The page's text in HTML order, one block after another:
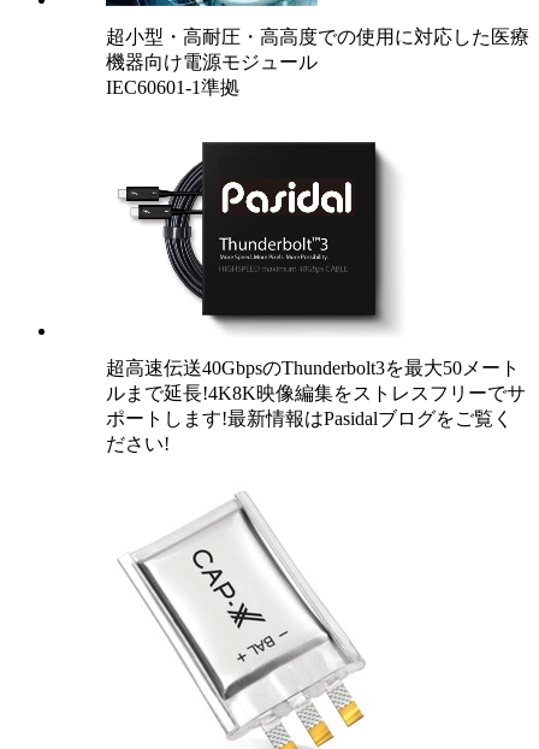
超小型・高耐圧・高高度での使用に対応した医療
機器向け電源モジュール
IEC60601-1準拠
超高速伝送40GbpsのThunderbolt3を最大50メート
ルまで延長!4K8K映像編集をストレスフリーでサ
ポートします!最新情報はPasidalブログをご覧く
ださい!